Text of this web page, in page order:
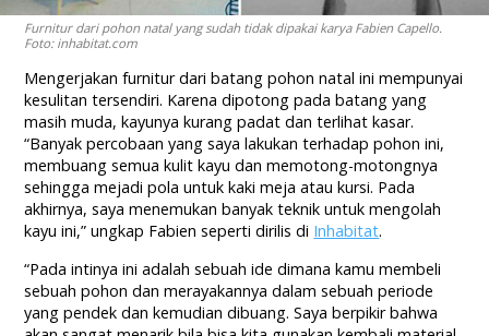
Furnitur dari pohon natal yang sudah tidak dipakai karya Fabien Capello.
Foto: inhabitat.com
Mengerjakan furnitur dari batang pohon natal ini mempunyai
kesulitan tersendiri. Karena dipotong pada batang yang
masih muda, kayunya kurang padat dan terlihat kasar.
“Banyak percobaan yang saya lakukan terhadap pohon ini,
membuang semua kulit kayu dan memotong-motongnya
sehingga mejadi pola untuk kaki meja atau kursi. Pada
akhirnya, saya menemukan banyak teknik untuk mengolah
kayu ini,” ungkap Fabien seperti dirilis di Inhabitat.
“Pada intinya ini adalah sebuah ide dimana kamu membeli
sebuah pohon dan merayakannya dalam sebuah periode
yang pendek dan kemudian dibuang. Saya berpikir bahwa